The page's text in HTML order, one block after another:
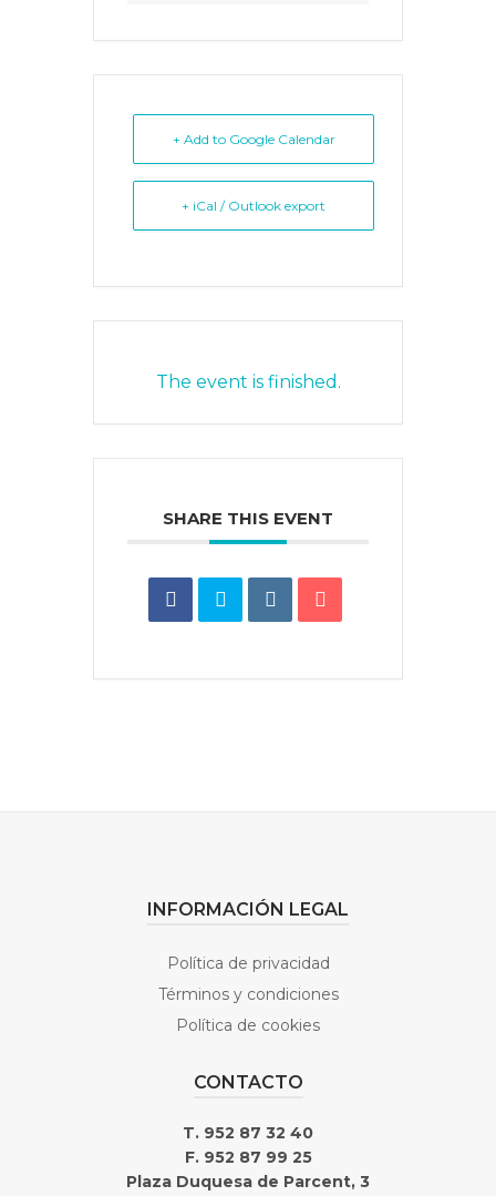
+ Add to Google Calendar
+ iCal / Outlook export
The event is finished.
SHARE THIS EVENT
INFORMACIÓN LEGAL
Política de privacidad
Términos y condiciones
Política de cookies
CONTACTO
T. 952 87 32 40
F. 952 87 99 25
Plaza Duquesa de Parcent, 3